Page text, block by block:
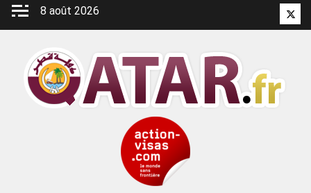
Aller
8 août 2026